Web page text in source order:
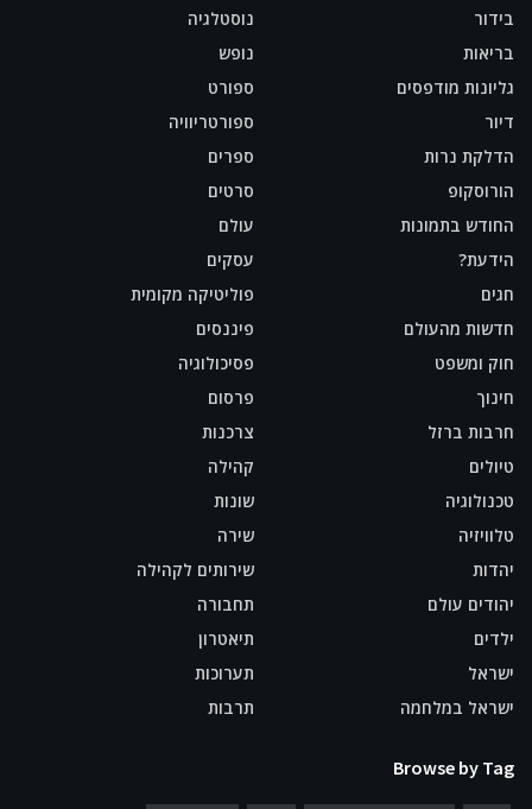
בידור
בריאות
גליונות מודפסים
דיור
הדלקת נרות
הורוסקופ
החודש בתמונות
הידעת?
חגים
חדשות מהעולם
חוק ומשפט
חינוך
חרבות ברזל
טיולים
טכנולוגיה
טלוויזיה
יהדות
יהודים עולם
ילדים
ישראל
ישראל במלחמה
נוסטלגיה
נופש
ספורט
ספורטריוויה
ספרים
סרטים
עולם
עסקים
פוליטיקה מקומית
פיננסים
פסיכולוגיה
פרסום
צרכנות
קהילה
שונות
שירה
שירותים לקהילה
תחבורה
תיאטרון
תערוכות
תרבות
Browse by Tag